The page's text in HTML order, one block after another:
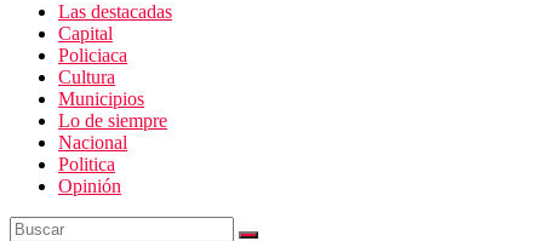
Las destacadas
Capital
Policiaca
Cultura
Municipios
Lo de siempre
Nacional
Politica
Opinión